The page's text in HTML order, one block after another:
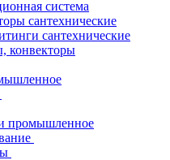
система
сантехнические
сантехнические
конвекторы
промышленное